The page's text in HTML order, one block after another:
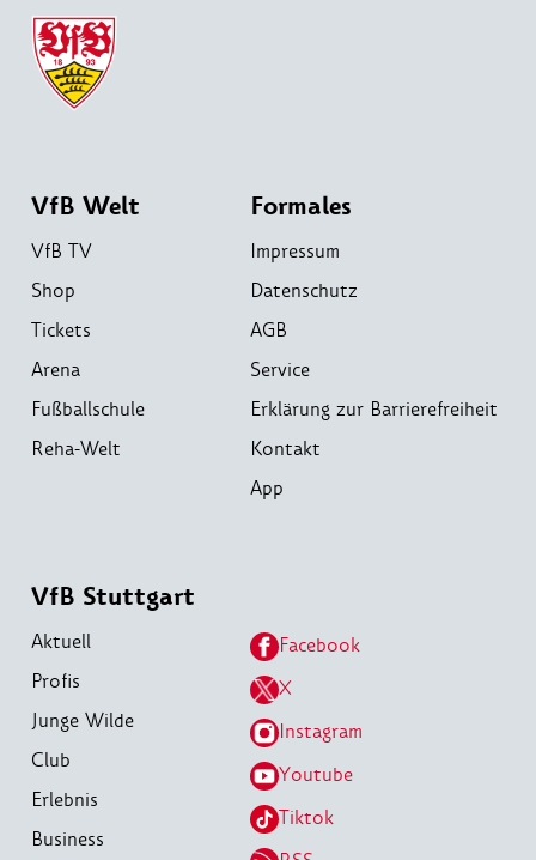
VfB Welt
VfB TV
Shop
Tickets
Arena
Fußballschule
Reha-Welt
Formales
Impressum
Datenschutz
AGB
Service
Erklärung zur Barrierefreiheit
Kontakt
App
VfB Stuttgart
Aktuell
Profis
Junge Wilde
Club
Erlebnis
Business
Facebook
X
Instagram
Youtube
Tiktok